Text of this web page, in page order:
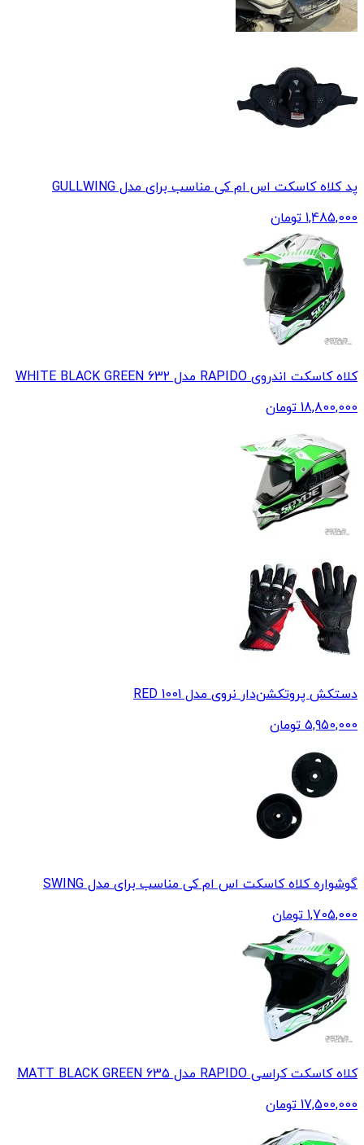
پد کلاه کاسکت اس ام کی مناسب برای مدل GULLWING
1,485,000 تومان
کلاه کاسکت اندروی RAPIDO مدل 632 WHITE BLACK GREEN
18,800,000 تومان
دستکش پروتکشن‌دار نروی مدل 1001 RED
5,950,000 تومان
گوشواره کلاه کاسکت اس ام کی مناسب برای مدل SWING
1,705,000 تومان
کلاه کاسکت کراسی RAPIDO مدل 635 MATT BLACK GREEN
17,500,000 تومان